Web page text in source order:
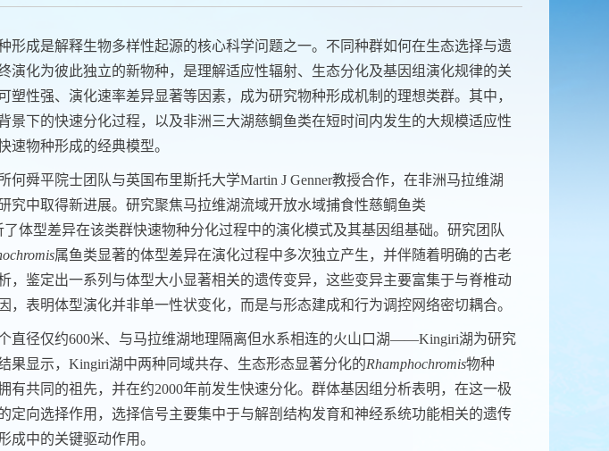
形成是解释生物多样性起源的核心科学问题之一。不同种群如何在生态选择与遗
演化为彼此独立的新物种，是理解适应性辐射、生态分化及基因组演化规律的关
塑性强、演化速率差异显著等因素，成为研究物种形成机制的理想类群。其中，
景下的快速分化过程，以及非洲三大湖慈鲷鱼类在短时间内发生的大规模适应性
速物种形成的经典模型。
何舜平院士团队与英国布里斯托大学Martin J Genner教授合作，在非洲马拉维湖
究中取得新进展。研究聚焦马拉维湖流域开放水域捕食性慈鲷鱼类
体型差异在该类群快速物种分化过程中的演化模式及其基因组基础。研究团队
属鱼类显著的体型差异在演化过程中多次独立产生，并伴随着明确的古老
，鉴定出一系列与体型大小显著相关的遗传变异，这些变异主要富集于与脊椎动
，表明体型演化并非单一性状变化，而是与形态建成和行为调控网络密切耦合。
直径仅约600米、与马拉维湖地理隔离但水系相连的火山口湖——Kingiri湖为研究
果显示，Kingiri湖中两种同域共存、生态形态显著分化的Rhamphochromis物种
有共同的祖先，并在约2000年前发生快速分化。群体基因组分析表明，在这一极
定向选择作用，选择信号主要集中于与解剖结构发育和神经系统功能相关的遗传
成中的关键驱动作用。